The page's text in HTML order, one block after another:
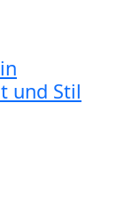
und Stil